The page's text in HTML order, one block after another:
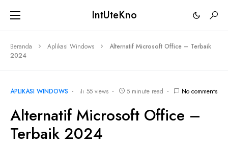
IntUteKno
Beranda Aplikasi Windows
Alternatif Microsoft Office – Terbaik
2024
APLIKASI WINDOWS 55 views 5 minute read No comments
Alternatif Microsoft Office –
Terbaik 2024